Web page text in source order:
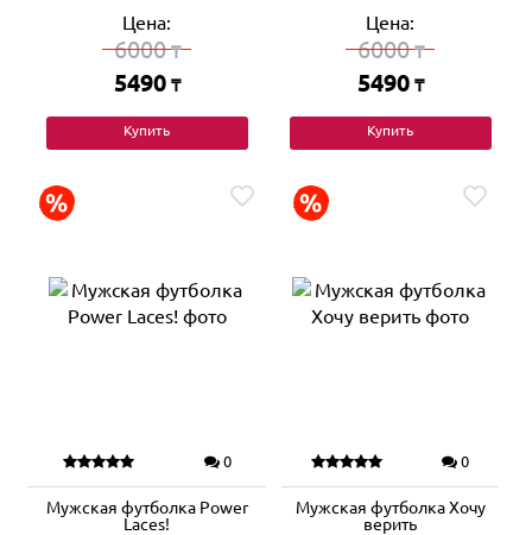
Цена:
6000₸
5490 ₸
Купить
Цена:
6000₸
5490 ₸
Купить
0
Мужская футболка Power
Laces!
0
Мужская футболка Хочу
верить